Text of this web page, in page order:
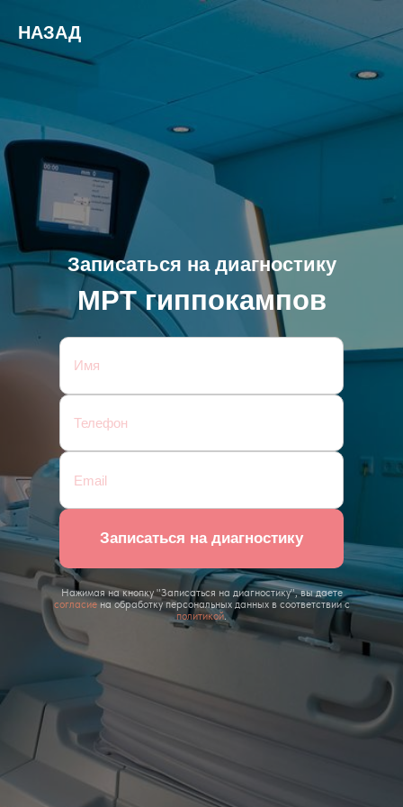
НАЗАД
Нажимая на кнопку "Записаться на диагностику", вы даете
согласиена обработку персональных данных в соответствии с
политикой.
Записаться на диагностику
МРТ гиппокампов
Записаться на диагностику